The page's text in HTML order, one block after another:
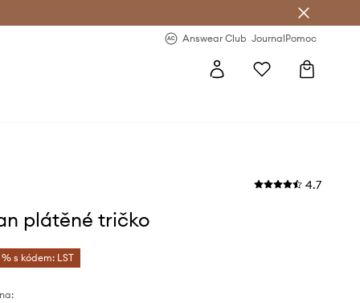
Answear Club JournalPomoc
4.7
plátěné tričko
s kódem: LST